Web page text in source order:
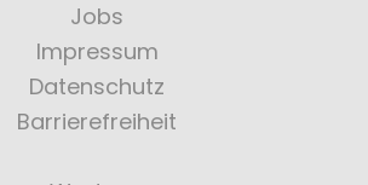
Jobs
Impressum
Datenschutz
Barrierefreiheit